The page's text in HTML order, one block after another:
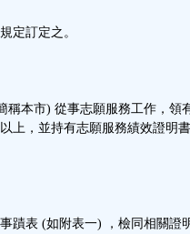
定訂定之。
稱本市) 從事志願服務工作，領
上，並持有志願服務績效證明
蹟表 (如附表一) ，檢同相關證